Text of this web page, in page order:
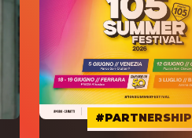
#PARTNERSHIP